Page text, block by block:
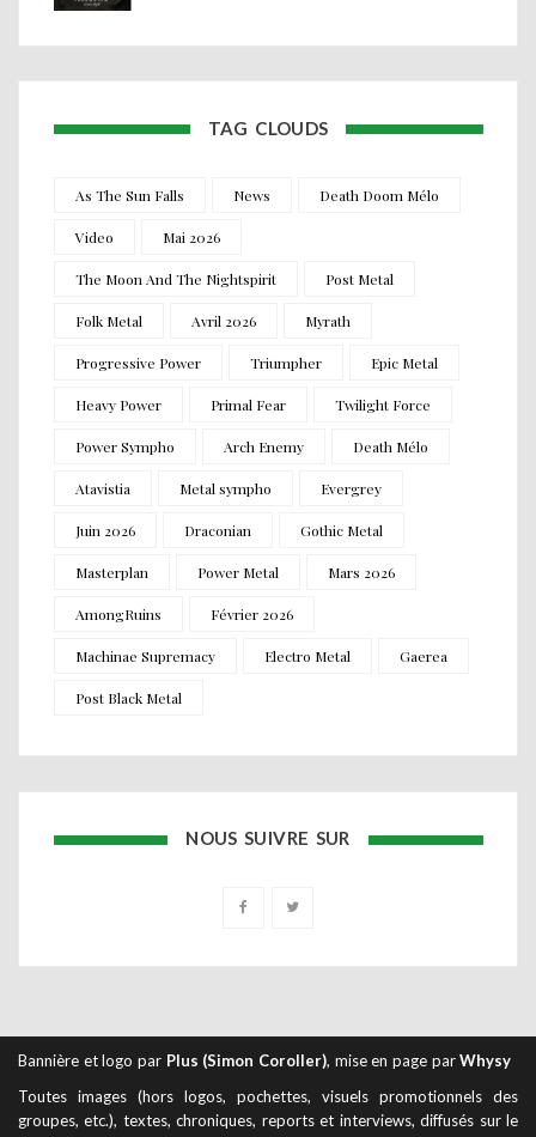
TAG CLOUDS
As The Sun Falls News Death Doom Mélo
Video Mai 2026
The Moon And The Nightspirit Post Metal
Folk Metal Avril 2026 Myrath
Progressive Power Triumpher Epic Metal
Heavy Power Primal Fear Twilight Force
Power Sympho Arch Enemy Death Mélo
Atavistia Metal sympho Evergrey
Juin 2026 Draconian Gothic Metal
Masterplan Power Metal Mars 2026
AmongRuins Février 2026
Machinae Supremacy Electro Metal Gaerea
Post Black Metal
NOUS SUIVRE SUR
Bannière et logo par Plus (Simon Coroller), mise en page parWhysy
Toutes images (hors logos, pochettes, visuels promotionnels des
groupes, etc.), textes, chroniques, reports et interviews, diffusés sur le